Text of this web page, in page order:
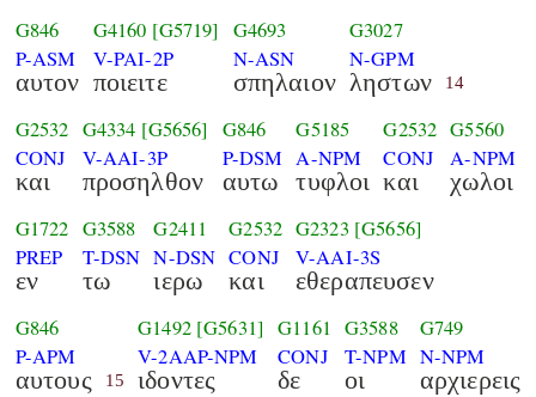
G846
P-ASM
αυτον
G4160 [G5719]
V-PAI-2P
ποιειτε
G4693
N-ASN
σπηλαιον
G3027
N-GPM
ληστων 14
G2532
CONJ
και
G4334 [G5656]
V-AAI-3P
προσηλθον
G846
P-DSM
αυτω
G5185
A-NPM
τυφλοι
G2532
CONJ
και
G5560
A-NPM
χωλοι
G1722
PREP
εν
G3588
T-DSN
τω
G2411
N-DSN
ιερω
G2532
CONJ
και
G2323 [G5656]
V-AAI-3S
εθεραπευσεν
G846
P-APM
αυτους 15
G1492 [G5631]
V-2AAP-NPM
ιδοντες
G1161
CONJ
δε
G3588
T-NPM
οι
G749
N-NPM
αρχιερεις